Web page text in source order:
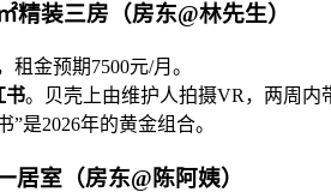
精装三房（房东@林先生）
租金预期7500元/月。
书。贝壳上由维护人拍摄VR，两周内
是2026年的黄金组合。
居室（房东@陈阿姨）